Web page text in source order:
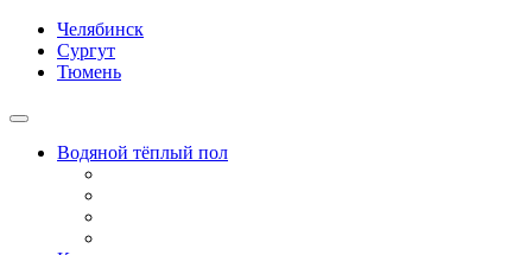
Челябинск
Сургут
Тюмень
Водяной тёплый пол